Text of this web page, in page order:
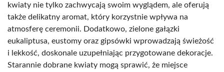
kwiaty nie tylko zachwycają swoim wyglądem, ale oferują
także delikatny aromat, który korzystnie wpływa na
atmosferę ceremonii. Dodatkowo, zielone gałązki
eukaliptusa, eustomy oraz gipsówki wprowadzają świeżość
i lekkość, doskonale uzupełniając przygotowane dekoracje.
Starannie dobrane kwiaty mogą sprawić, że miejsce